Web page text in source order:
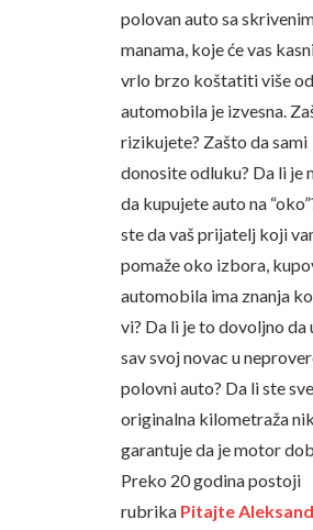
polovan auto sa
manama, koje će vas
vrlo brzo koštatiti više
automobila je izvesna.
rizikujete? Zašto da sami
donosite odluku? Da li je
da kupujete auto na
ste da vaš prijatelj koji
pomaže oko izbora,
automobila ima znanja
vi? Da li je to dovoljno da
sav svoj novac u
polovni auto? Da li ste
originalna kilometraža
garantuje da je motor
Preko 20 godina postoji
rubrika Pitajte